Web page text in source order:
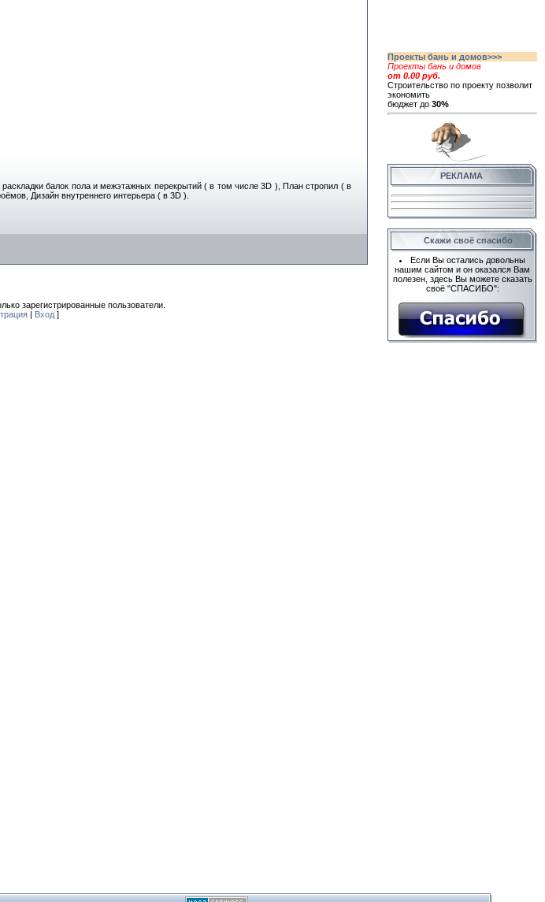
балок пола и межэтажных перекрытий ( в том числе 3D ), План стропил ( в
Дизайн внутреннего интерьера ( в 3D ).
зарегистрированные пользователи.
| Вход ]
Проекты бань и домов>>>
Проекты бань и домов
от 0.00 руб.
Строительство по проекту позволит
экономить
бюджет до 30%
РЕКЛАМА
Скажи своё спасибо
Если Вы остались довольны
нашим сайтом и он оказался Вам
полезен, здесь Вы можете сказать
своё "СПАСИБО":